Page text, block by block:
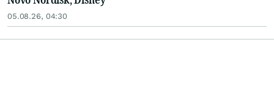
05.08.26, 04:30